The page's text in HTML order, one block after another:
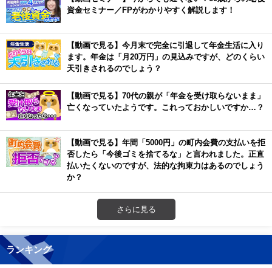
資金セミナー／FPがわかりやすく解説します！
【動画で見る】今月末で完全に引退して年金生活に入り
ます。年金は「月20万円」の見込みですが、どのくらい
天引きされるのでしょう？
【動画で見る】70代の親が「年金を受け取らないまま」
亡くなっていたようです。これっておかしいですか…？
【動画で見る】年間「5000円」の町内会費の支払いを拒
否したら「今後ゴミを捨てるな」と言われました。正直
払いたくないのですが、法的な拘束力はあるのでしょう
か？
さらに見る
ランキング